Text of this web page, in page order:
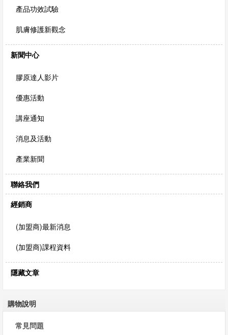
產品功效試驗
肌膚修護新觀念
新聞中心
膠原達人影片
優惠活動
講座通知
消息及活動
產業新聞
聯絡我們
經銷商
(加盟商)最新消息
(加盟商)課程資料
隱藏文章
購物說明
常見問題